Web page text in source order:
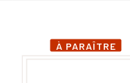
À PARAÎTRE